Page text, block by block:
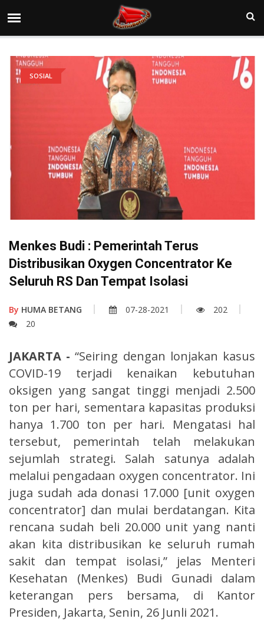
SOSIAL
Menkes Budi : Pemerintah Terus
Distribusikan Oxygen Concentrator Ke
Seluruh RS Dan Tempat Isolasi
By HUMA BETANG 07-28-2021
202
20
JAKARTA -“Seiring dengan lonjakan kasus
COVID-19 terjadi kenaikan kebutuhan
oksigen yang sangat tinggi menjadi 2.500
ton per hari, sementara kapasitas produksi
hanya 1.700 ton per hari. Mengatasi hal
tersebut, pemerintah telah melakukan
sejumlah strategi. Salah satunya adalah
melalui pengadaan oxygen concentrator. Ini
juga sudah ada donasi 17.000 [unit oxygen
concentrator] dan mulai berdatangan. Kita
rencana sudah beli 20.000 unit yang nanti
akan kita distribusikan ke seluruh rumah
sakit dan tempat isolasi,” jelas Menteri
Kesehatan (Menkes) Budi Gunadi dalam
keterangan pers bersama, di Kantor
Presiden, Jakarta, Senin, 26 Junli 2021.